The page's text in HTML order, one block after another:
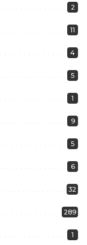
2
11
4
5
1
9
5
6
32
289
1